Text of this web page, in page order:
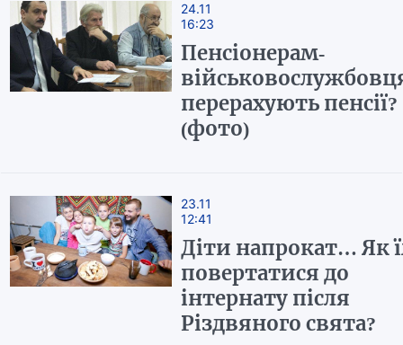
24.11
16:23
Пенсіонерам-
перерахують пенсії?
(фото)
23.11
12:41
Діти напрокат… Як
повертатися до
інтернату після
Різдвяного свята?